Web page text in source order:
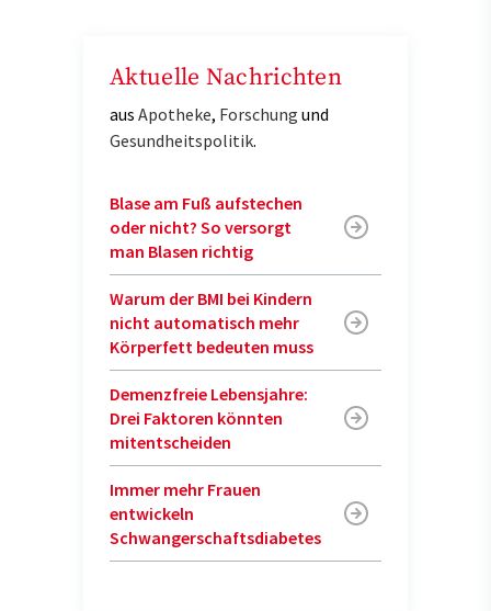
Aktuelle Nachrichten
aus Apotheke, Forschung und
Gesundheitspolitik.
Blase am Fuß aufstechen
oder nicht? So versorgt
man Blasen richtig
Warum der BMI bei Kindern
nicht automatisch mehr
Körperfett bedeuten muss
Demenzfreie Lebensjahre:
Drei Faktoren könnten
mitentscheiden
Immer mehr Frauen
entwickeln
Schwangerschaftsdiabetes